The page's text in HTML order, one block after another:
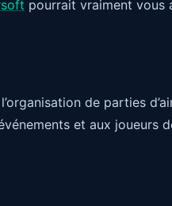
pourrait vraiment vous
de parties
et aux joueurs